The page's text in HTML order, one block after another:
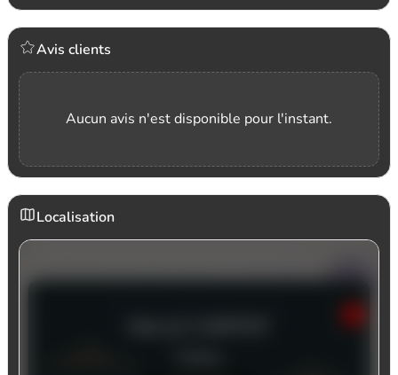
Avis clients
Aucun avis n'est disponible pour l'instant.
Localisation